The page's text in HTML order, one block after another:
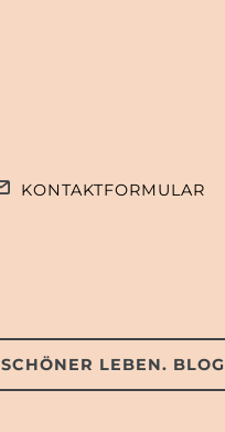
KONTAKTFORMULAR
SCHÖNER LEBEN. BLOG